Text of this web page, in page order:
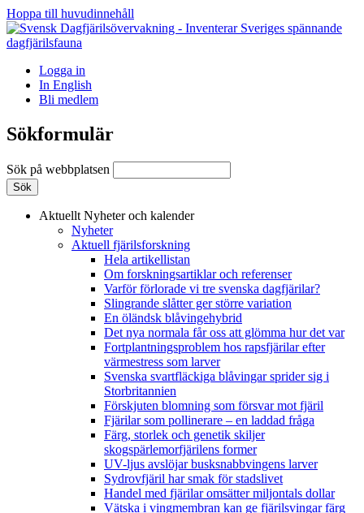
Hoppa till huvudinnehåll
Logga in
In English
Bli medlem
Sökformulär
Sök på webbplatsen
Aktuellt Nyheter och kalender
Nyheter
Aktuell fjärilsforskning
Hela artikellistan
Om forskningsartiklar och referenser
Varför förlorade vi tre svenska dagfjärilar?
Slingrande slåtter ger större variation
En öländsk blåvingehybrid
Det nya normala får oss att glömma hur det var
Fortplantningsproblem hos rapsfjärilar efter
värmestress som larver
Svenska svartfläckiga blåvingar sprider sig i
Storbritannien
Förskjuten blomning som försvar mot fjäril
Fjärilar som pollinerare – en laddad fråga
Färg, storlek och genetik skiljer
skogspärlemorfjärilens former
UV-ljus avslöjar busksnabbvingens larver
Sydrovfjäril har smak för stadslivet
Handel med fjärilar omsätter miljontals dollar
Vätska i vingmembran kan ge fjärilsvingar färg